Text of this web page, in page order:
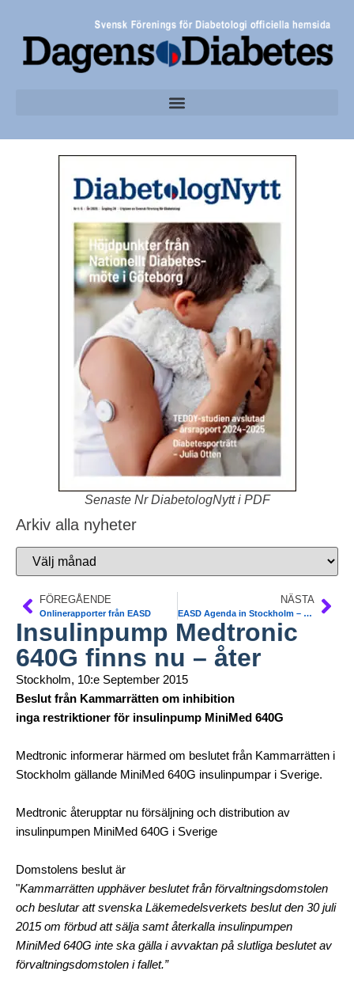
Senaste Nr DiabetologNytt i PDF
Arkiv alla nyheter
FÖREGÅENDE
Onlinerapporter från EASD
NÄSTA
EASD Agenda in Stockholm – Exciting Upcoming Programme
Insulinpump Medtronic
640G finns nu – åter
Stockholm, 10:e September 2015
Beslut från Kammarrätten om inhibition
inga restriktioner för insulinpump MiniMed 640G
Medtronic informerar härmed om beslutet från Kammarrätten i
Stockholm gällande MiniMed 640G insulinpumpar i Sverige.
Medtronic återupptar nu försäljning och distribution av
insulinpumpen MiniMed 640G i Sverige
Domstolens beslut är
"Kammarrätten upphäver beslutet från förvaltningsdomstolen
och beslutar att svenska Läkemedelsverkets beslut den 30 juli
2015 om förbud att sälja samt återkalla insulinpumpen
MiniMed 640G inte ska gälla i avvaktan på slutliga beslutet av
förvaltningsdomstolen i fallet.”